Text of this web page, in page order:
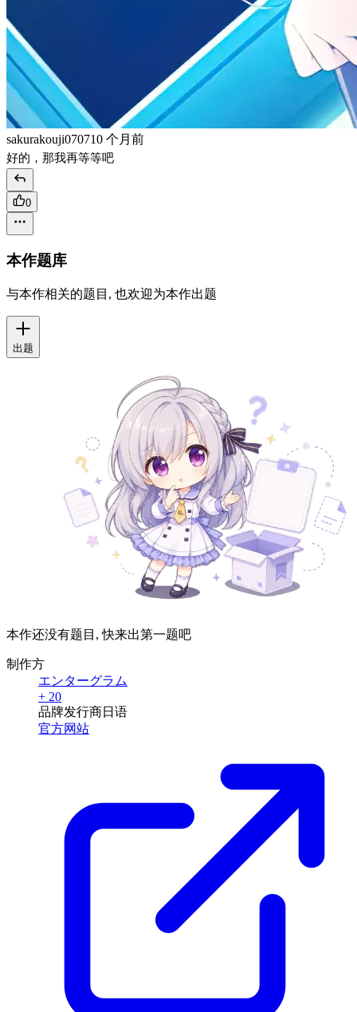
sakurakouji070710 个月前
好的，那我再等等吧
0
本作题库
与本作相关的题目, 也欢迎为本作出题
出题
本作还没有题目, 快来出第一题吧
制作方
エンターグラム
+ 20
品牌发行商日语
官方网站